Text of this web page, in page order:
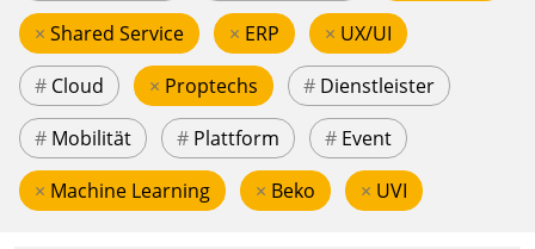
× Shared Service × ERP × UX/UI
# Cloud × Proptechs # Dienstleister
# Mobilität # Plattform # Event
× Machine Learning × Beko × UVI